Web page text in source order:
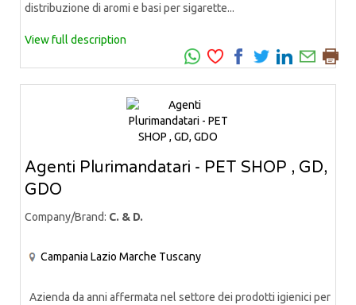
distribuzione di aromi e basi per sigarette...
View full description
Agenti Plurimandatari - PET SHOP , GD,
GDO
Company/Brand: C. & D.
Campania Lazio Marche Tuscany
Azienda da anni affermata nel settore dei prodotti igienici per